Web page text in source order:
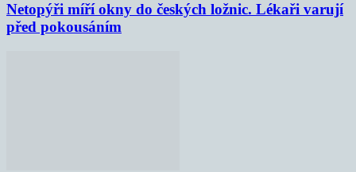
Netopýři míří okny do českých ložnic. Lékaři varují
před pokousáním